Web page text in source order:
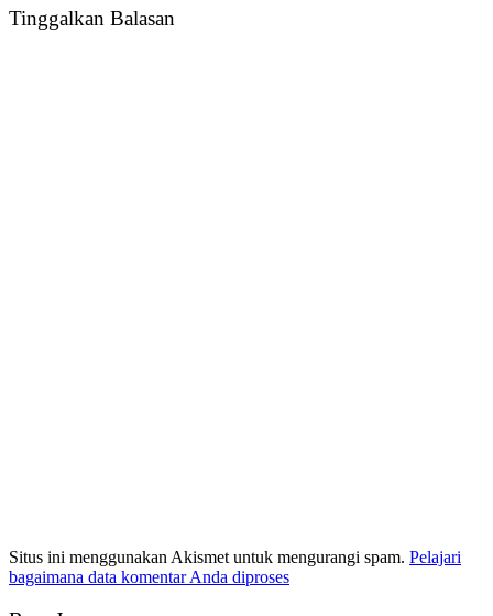
Tinggalkan Balasan
Situs ini menggunakan Akismet untuk mengurangi spam. Pelajari
bagaimana data komentar Anda diproses